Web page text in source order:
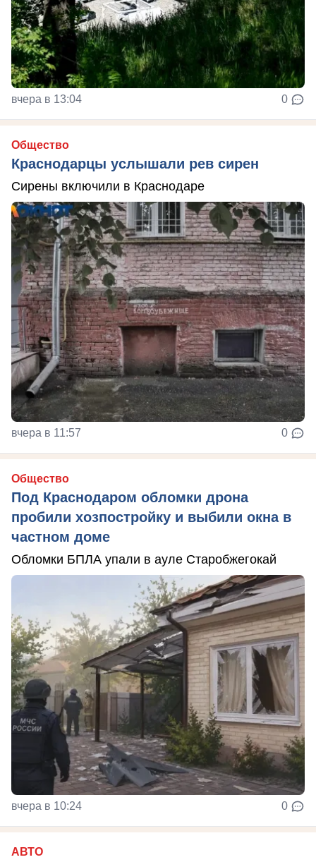
вчера в 13:04 0
Общество
Краснодарцы услышали рев сирен
Сирены включили в Краснодаре
вчера в 11:57 0
Общество
Под Краснодаром обломки дрона
пробили хозпостройку и выбили окна в
частном доме
Обломки БПЛА упали в ауле Старобжегокай
вчера в 10:24 0
АВТО